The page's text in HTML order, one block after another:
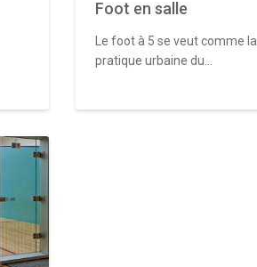
Foot en salle
Le foot à 5 se veut comme la
pratique urbaine du...